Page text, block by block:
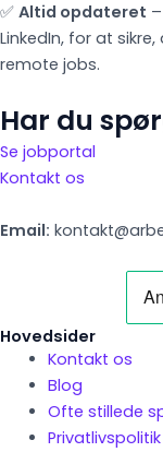
✅ Altid opdateret
LinkedIn, for at
remote jobs.
Har du
Se jobportal
Kontakt os
Email:
Hovedsider
Kontakt os
Blog
Ofte stillede
Privatlivspolitik